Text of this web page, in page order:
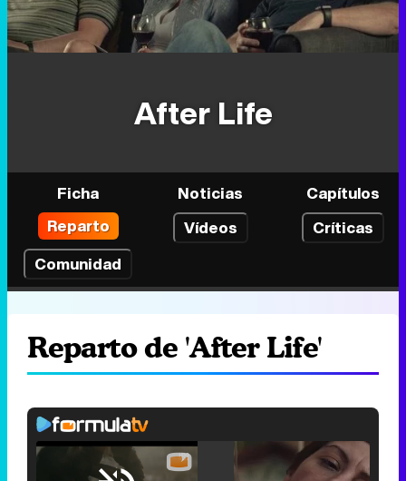
After Life
Ficha Noticias
Capítulos
Reparto
Vídeos
Críticas
Comunidad
Reparto de 'After Life'